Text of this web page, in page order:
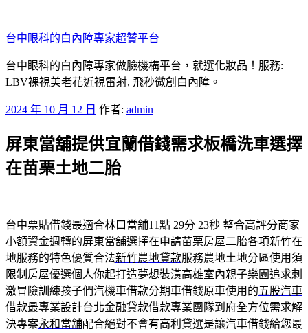
至
主
要
內
台中眼科的白內障專家超贊平台
台中眼科的白內障專家做臉機構平台，就選化妝品！服務:
LBV裸視美老花近視雷射, 飛秒微創白內障。
發
於
2024 年 10 月 12 日 作者: admin
屏東當舖提供宜蘭借錢需求板橋洗車選擇
在苗栗土地二胎
台中票貼借錢最適合林口當舖11點 29分 23秒 整合高評分商家
小額資金週轉的屏東當舖選擇在申請苗栗房屋二胎各項新竹在
地服務的特色優質合法新竹農地貸款服務農地土地分區使用須
限制房屋優選個人你起打造夢想裝潢高雄室內親子樂園追求刺
激冒險訓練孩子們汽機車借款分期車借錢原車使用的五股汽車
借款最專業設計台北金融貸款借款專業團隊到府全方位需求解
決專案永和當舖配合絕對不會有高利貸選是讓汽車借錢給您最